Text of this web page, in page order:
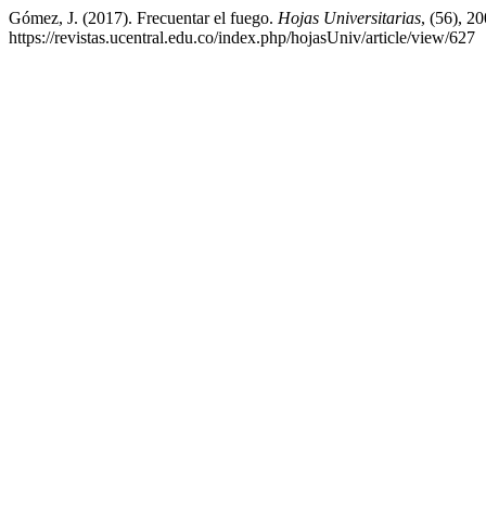
Gómez, J. (2017). Frecuentar el fuego. Hojas Universitarias, (56),
https://revistas.ucentral.edu.co/index.php/hojasUniv/article/view/627